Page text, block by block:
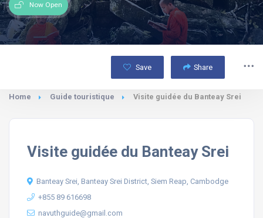
Now Open
Save Share
Home Guide touristique Visite guidée du Banteay Srei
Visite guidée du Banteay Srei
Banteay Srei, Banteay Srei District, Siem Reap, Cambodge
+855 89 616698
navuthguide@gmail.com